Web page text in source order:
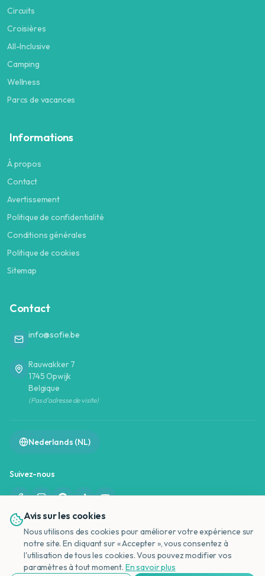
Circuits
Croisières
All-Inclusive
Camping
Wellness
Parcs de vacances
Informations
À propos
Contact
Avertissement
Politique de confidentialité
Conditions générales
Politique de cookies
Sitemap
Contact
info@sofie.be
Rauwakker 7
1745 Opwijk
Belgique
(Pas d'adresse de visite)
Nederlands (NL)
Suivez-nous
OffreVacances.be - Sofie De Valck | TVA : BE0823170308
Tous droits réservés. Ce site est purement informatif et ne vend pas de
Avis sur les cookies
Nous utilisons des cookies pour améliorer votre expérience sur
notre site. En cliquant sur « Accepter », vous consentez à
l'utilisation de tous les cookies. Vous pouvez modifier vos
paramètres à tout moment. En savoir plus